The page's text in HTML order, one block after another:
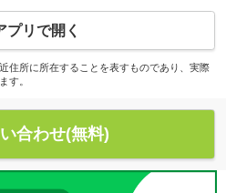
プリで開く
住所に所在することを表すものであり、実際
す。
合わせ(無料)